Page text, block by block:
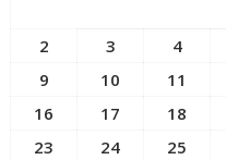
2
3 4
9
10 11
16
17 18
23
24 25